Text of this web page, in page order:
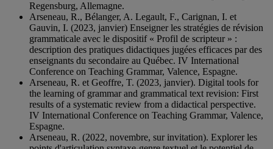
Regensburg, Allemagne.
Arseneau, R., Bélanger, A. Legault, F., Carignan, I. et
Gauvin, I. (2023, janvier) Enseigner les stratégies de révision
grammaticale avec le dispositif « Profil de scripteur » :
description des pratiques didactiques jugées efficaces par des
enseignants du secondaire au Québec. IV International
Conference on Teaching Grammar, Valence, Espagne.
Arseneau, R. et Geoffre, T. (2023, janvier). Digital tools for
the learning of grammar and grammatical text revision: First
results of a systematic review from a didactical perspective.
IV International Conference on Teaching Grammar, Valence,
Espagne.
Arseneau, R. (2022, novembre, sur invitation). Explorer les